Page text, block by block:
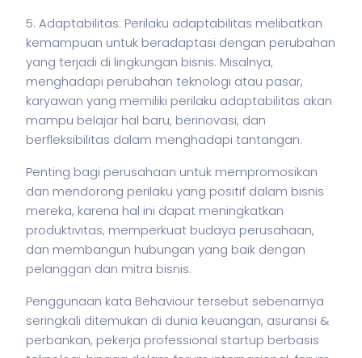
5. Adaptabilitas: Perilaku adaptabilitas melibatkan
kemampuan untuk beradaptasi dengan perubahan
yang terjadi di lingkungan bisnis. Misalnya,
menghadapi perubahan teknologi atau pasar,
karyawan yang memiliki perilaku adaptabilitas akan
mampu belajar hal baru, berinovasi, dan
berfleksibilitas dalam menghadapi tantangan.
Penting bagi perusahaan untuk mempromosikan
dan mendorong perilaku yang positif dalam bisnis
mereka, karena hal ini dapat meningkatkan
produktivitas, memperkuat budaya perusahaan,
dan membangun hubungan yang baik dengan
pelanggan dan mitra bisnis.
Penggunaan kata Behaviour tersebut sebenarnya
seringkali ditemukan di dunia keuangan, asuransi &
perbankan, pekerja professional startup berbasis